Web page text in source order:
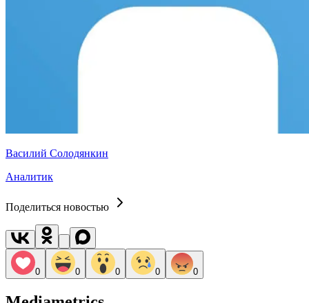
Василий Солодянкин
Аналитик
Поделиться новостью
0 0 0 0 0